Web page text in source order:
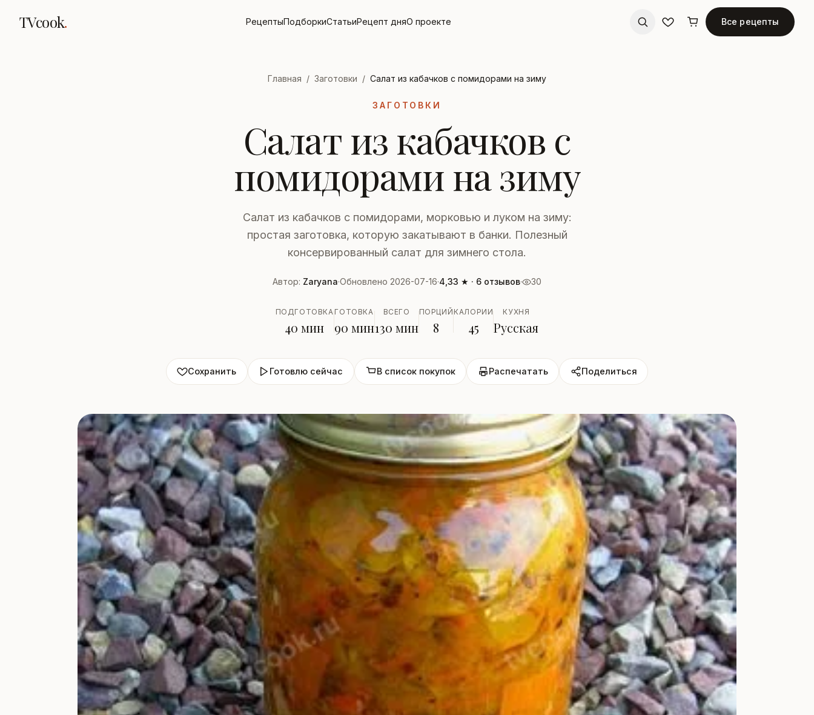
TVcook. РецептыПодборкиСтатьиРецепт дняО проекте Все рецепты
Главная / Заготовки / Салат из кабачков с помидорами на зиму
ЗАГОТОВКИ
Салат из кабачков с
помидорами на зиму
Салат из кабачков с помидорами, морковью и луком на зиму:
простая заготовка, которую закатывают в банки. Полезный
консервированный салат для зимнего стола.
Автор: Zaryana·Обновлено 2026-07-16·4,33 ★ · 6 отзывов· 30
ПОДГОТОВКА
40 мин
ГОТОВКА
90 мин
ВСЕГО
130 мин
ПОРЦИЙ
8
КАЛОРИИ
45
КУХНЯ
Русская
Сохранить Готовлю сейчас В список покупок Распечатать Поделиться